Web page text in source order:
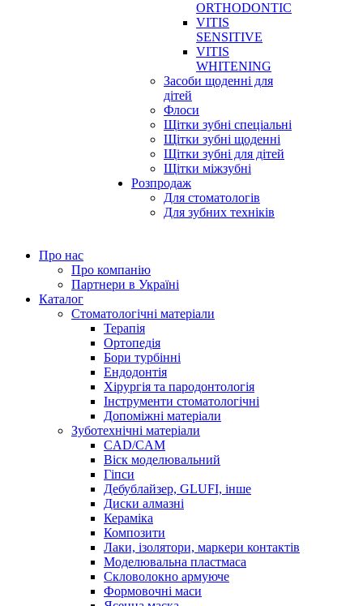
ORTHODONTIC
VITIS
SENSITIVE
VITIS
WHITENING
Засоби щоденні для
дітей
Флоси
Щітки зубні спеціальні
Щітки зубні щоденні
Щітки зубні для дітей
Щітки міжзубні
Розпродаж
Для стоматологів
Для зубних техніків
Про нас
Про компанію
Партнери в Україні
Каталог
Стоматологічні матеріали
Терапія
Ортопедія
Бори турбінні
Ендодонтія
Хірургія та пародонтологія
Інструменти стоматологічні
Допоміжні матеріали
Зуботехнічні матеріали
CAD/CAM
Віск моделювальний
Гіпси
Дебублайзер, GLUFI, інше
Диски алмазні
Кераміка
Композити
Лаки, ізолятори, маркери контактів
Моделювальна пластмаса
Скловолокно армуюче
Формовочні маси